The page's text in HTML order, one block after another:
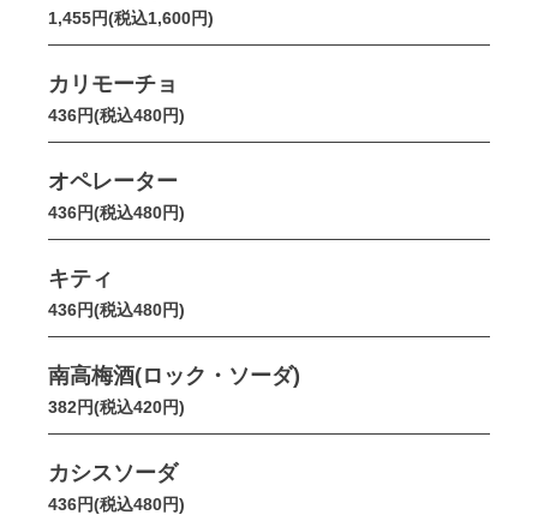
1,455円(税込1,600円)
カリモーチョ
436円(税込480円)
オペレーター
436円(税込480円)
キティ
436円(税込480円)
南高梅酒(ロック・ソーダ)
382円(税込420円)
カシスソーダ
436円(税込480円)